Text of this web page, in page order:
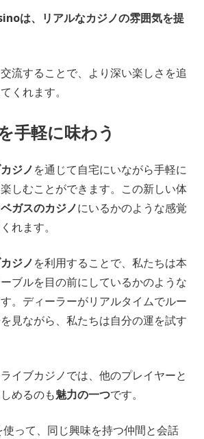
は、リアルなカジノの雰囲気を提
流することで、より深い楽しさを追
くれます。
手軽に味わう
ジノを通じて自宅にいながら手軽に
しむことができます。この新しい体
ガスのカジノにいるかのような感覚
れます。
ジノを利用することで、私たちは本
ブルを目の前にしているかのような
。ディーラーがリアルタイムでルー
見ながら、私たちは自分の運を試す
イブカジノでは、他のプレイヤーと
めるのも魅力の一つです。
って、同じ興味を持つ仲間と会話